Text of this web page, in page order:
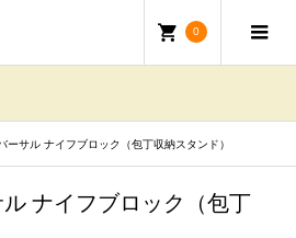
0
ーサル ナイフブロック（包丁収納スタンド）
ナイフブロック（包丁